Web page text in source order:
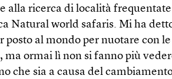
alla ricerca di località
Natural world safaris. Mi ha
posto al mondo per nuotare con
ma ormai lì non si fanno più
che sia a causa del